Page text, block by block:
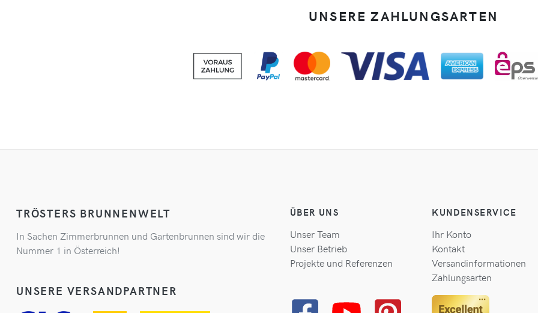
UNSERE ZAHLUNGSARTEN
TRÖSTERS BRUNNENWELT
In Sachen Zimmerbrunnen und Gartenbrunnen sind wir die
Nummer 1 in Österreich!
UNSERE VERSANDPARTNER
ÜBER UNS
Unser Team
Unser Betrieb
Projekte und Referenzen
KUNDENSERVICE
Ihr Konto
Kontakt
Versandinformationen
Zahlungsarten